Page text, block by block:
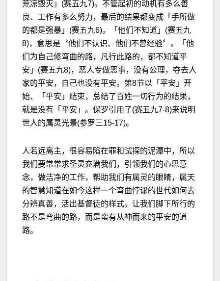
荒凉毁灭」(赛五九7)。不管起初的动机有多么善
良、工作有多么努力，最后的结果都变成「手所做
的都是强暴」(赛五九6)。「他们不知道」(赛五九
8)，意思是〝他们不认识、他们不曾经验〞。「他
们为自己修弯曲的路，凡行此路的，都不知道平
安」(赛五九8)，恶人专做恶事，没有公理，夺去人
家的平安，自己也没有平安。第8节以「平安」开
始、「平安」结束，总结了百姓一切行为的结果，
就是没有「平安」。保罗引用了(赛五九7-8)来说明
世人的属灵光景(参罗三15-17)。
人若远离主，很容易陷在罪和试探的泥潭中，所以
我们要常常求圣灵充满我们，引领我们的心思意
念，做洁净的工作，帮助我们有属灵的眼睛，属天
的智慧知道在如今这样一个弯曲悖谬的世代如何去
分辨真善，活出基督徒的样式。让我们脚下所行的
路不是弯曲的路，而是蛮有从神而来的平安的道
路。